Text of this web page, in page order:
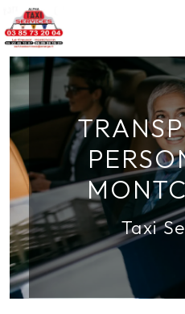
Taxi
Panneau de gestion des cookies